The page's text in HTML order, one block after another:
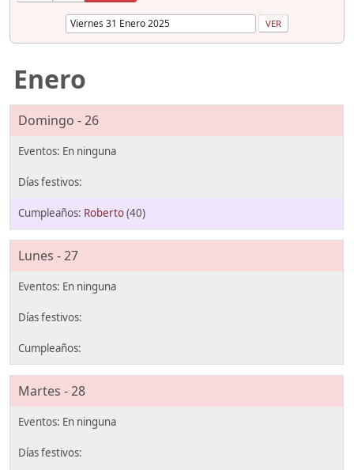
Enero
Domingo - 26
Roberto(40)
Lunes - 27
Martes - 28